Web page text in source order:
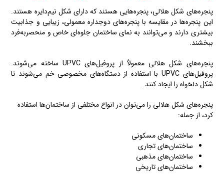
پنجره‌های شکل هلالی، پنجره‌هایی هستند که دارای شکل نیم‌دایره هستند.
این پنجره‌ها در مقایسه با پنجره‌های دوجداره معمولی، زیبایی و جذابیت
بیشتری دارند و می‌توانند به نمای ساختمان جلوه‌ای خاص و منحصربه‌فرد
ببخشند.
پنجره‌های شکل هلالی معمولاً از پروفیل‌های UPVC ساخته می‌شوند.
پروفیل‌های UPVC با استفاده از دستگاه‌های مخصوصی خم می‌شوند تا
شکل دلخواه را ایجاد کنند.
پنجره‌های شکل هلالی را می‌توان در انواع مختلفی از ساختمان‌ها استفاده
کرد، از جمله:
ساختمان‌های مسکونی
ساختمان‌های تجاری
ساختمان‌های مذهبی
ساختمان‌های تاریخی